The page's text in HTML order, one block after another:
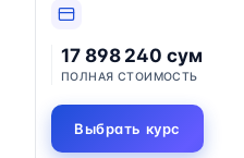
17 898 240 сум
ПОЛНАЯ СТОИМОСТЬ
Выбрать курс